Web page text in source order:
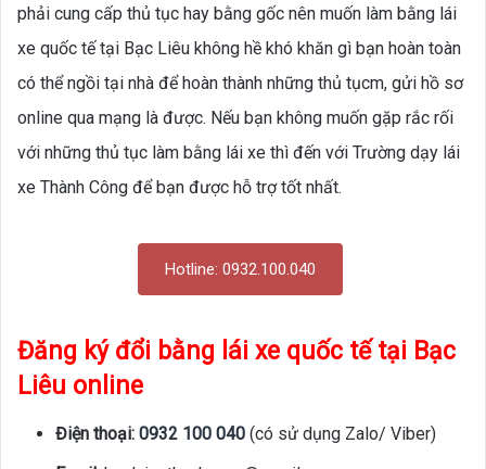
phải cung cấp thủ tục hay bằng gốc nên muốn làm bằng lái
xe quốc tế tại Bạc Liêu không hề khó khăn gì bạn hoàn toàn
có thể ngồi tại nhà để hoàn thành những thủ tụcm, gửi hồ sơ
online qua mạng là được. Nếu bạn không muốn gặp rắc rối
với những thủ tục làm bằng lái xe thì đến với Trường dạy lái
xe Thành Công để bạn được hỗ trợ tốt nhất.
Hotline: 0932.100.040
Đăng ký đổi bằng lái xe quốc tế tại Bạc
Liêu online
Điện thoại: 0932 100 040 (có sử dụng Zalo/ Viber)